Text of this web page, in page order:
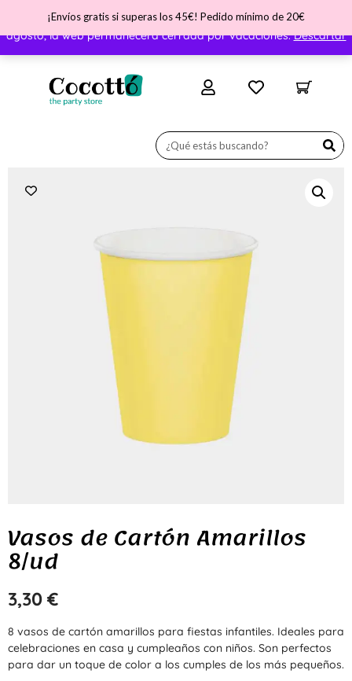
¡Nos vamos de vacaciones! ATENCIÓN - Del día 31 de julio al 11 de
agosto, la web permanecerá cerrada por vacaciones.Descartar
¡Envíos gratis si superas los 45€! Pedido mínimo de 20€
Vasos de Cartón Amarillos
8/ud
3,30 €
8 vasos de cartón amarillos para fiestas infantiles. Ideales para
celebraciones en casa y cumpleaños con niños. Son perfectos
para dar un toque de color a los cumples de los más pequeños.